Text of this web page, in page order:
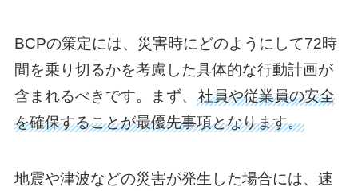
BCPの策定には、災害時にどのようにして72時
間を乗り切るかを考慮した具体的な行動計画が
含まれるべきです。まず、 社員や従業員の安全
を確保することが最優先事項となります。
地震や津波などの災害が発生した場合には、速